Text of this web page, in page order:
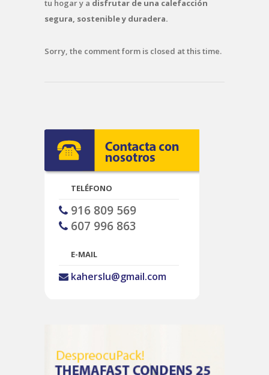
tu hogar y a disfrutar de una calefacción
segura, sostenible y duradera.
Sorry, the comment form is closed at this time.
TELÉFONO
916 809 569
607 996 863
E-MAIL
kaherslu@gmail.com